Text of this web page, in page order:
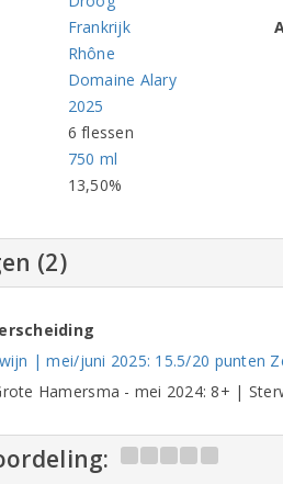
Frankrijk
Rhône
Domaine Alary
2025
6 flessen
750 ml
13,50%
(2)
| mei/juni 2025: 15.5/20 punten
Hamersma - mei 2024: 8+ |